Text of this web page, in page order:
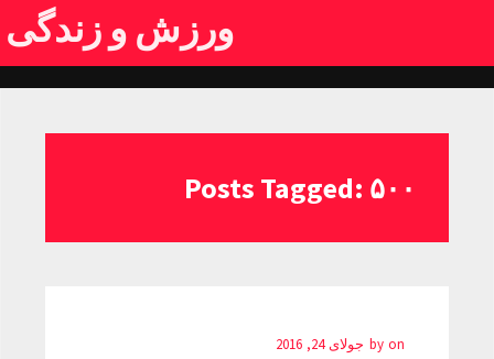
ورزش و زندگی
Posts Tagged: ۵۰۰
by on جولای 24, 2016